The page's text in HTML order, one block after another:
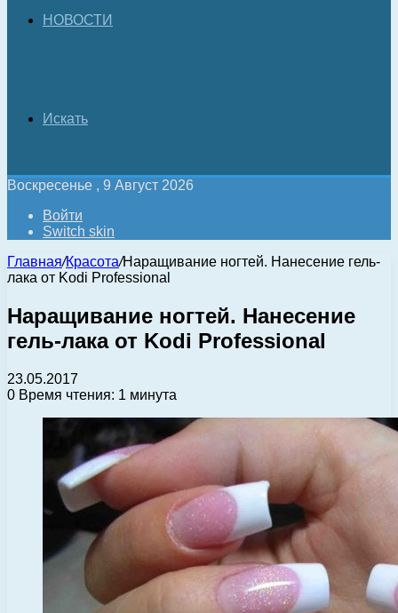
НОВОСТИ
Искать
Воскресенье , 9 Август 2026
Войти
Switch skin
Главная/Красота/Наращивание ногтей. Нанесение гель-
лака от Kodi Professional
Наращивание ногтей. Нанесение
гель-лака от Kodi Professional
23.05.2017
0 Время чтения: 1 минута